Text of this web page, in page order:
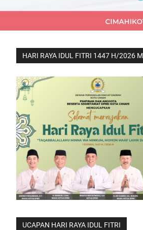
HARI RAYA IDUL FITRI 1447 H/2026 M
UCAPAN HARI RAYA IDUL FITRI